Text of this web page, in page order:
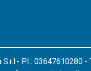
P.I.: 03647610280 -